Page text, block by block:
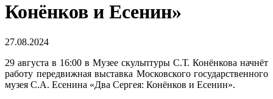
Конёнков и Есенин»
27.08.2024
29 августа в 16:00 в Музее скульптуры С.Т. Конёнкова начнёт
работу передвижная выставка Московского государственного
музея С.А. Есенина «Два Сергея: Конёнков и Есенин».